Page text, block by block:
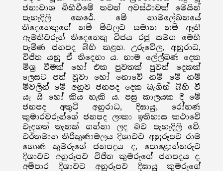
ජනාවාශ බිහිවීමේ තවත් අවස්ථාවක් මෙයින්
පැහැදිලි කෙරේ. මේ නාමලේඛනයේ
තිදෙනෙකුගේ නම් ම්වලට සමාන නම් ඇති
ඇමතිවරුන් තිදෙනෙකු විජය රජු සමග මෙහි
පැමිණ ජනපද බිහි කළහ. උරුවේල, අනුරාධ,
විජිත යනු ඒ තිදෙනා ය. නාම ලේල්බණ දෙක
මිශ්‍ර වීමක් හෝ එක පුවතක් පුවත් දෙකක්
ලෙසට පත් වූවා හෝ නොවේ නම් මේ නම්
ම්වලින් මේ අනුව ජනපද දෙක බැගින් බිහි වී
යැ යි හෝ කිය හැකි ය. පසු කාලයක දී මේ
ජනපද අතුටි අනුරාධ, දිඝායු, රෝහණ
කුමාරවරුන්ගේ ජනපද ලංකා ඉතිහාස කථාවේ
වැදගත් තැනක් ගන්නා ලද බව පැහැදිලි වේ.
වර්තමාන තිරිකුණාමලය දිශාවට අනුරූපව රාම
ගොණ කුමරුගේ ජනපදය ද, පොළොන්නරුව
දිශාවට අනුරූපව විජිත කුමරුගේ ජනපදය ද.
අම්පාර දිශාවට අනුරූපව දිඝායු කුමරුගේ